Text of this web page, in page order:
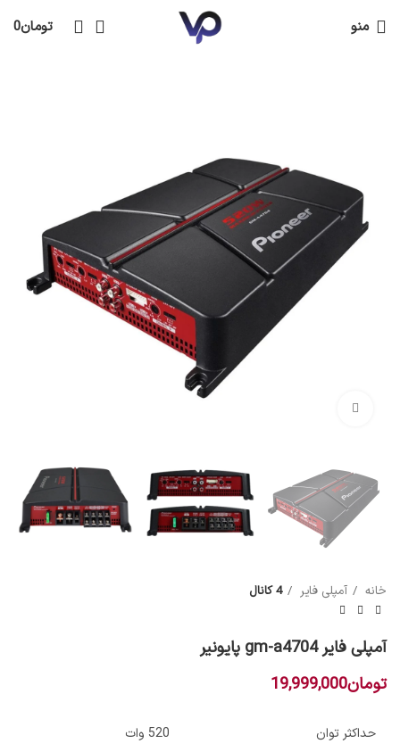
منو تومان0
خانه آمپلی فایر 4 کانال
آمپلی فایر gm-a4704 پایونیر
تومان19,999,000
حداکثر توان 520 وات